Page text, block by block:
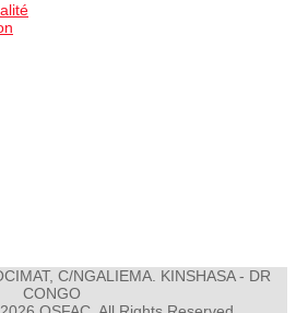
C/NGALIEMA. KINSHASA - DR
CONGO